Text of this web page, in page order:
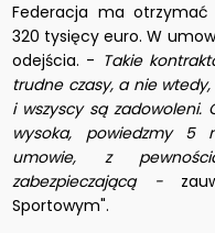
Federacja ma otrzymać
320 tysięcy euro. W
odejścia. - Takie
trudne czasy, a nie
i wszyscy są zadowoleni.
wysoka, powiedzmy 5
umowie, z
zabezpieczającą -
Sportowym".